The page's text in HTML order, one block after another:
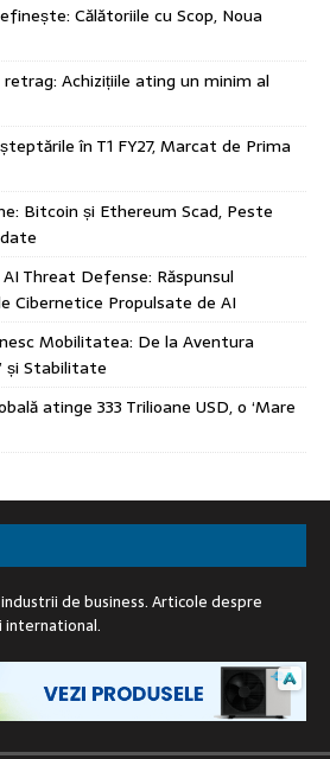
Călătoriile cu Scop, Noua
Achizițiile ating un minim al
în T1 FY27, Marcat de Prima
Bitcoin și Ethereum Scad, Peste
Threat Defense: Răspunsul
Cibernetice Propulsate de AI
Mobilitatea: De la Aventura
și Stabilitate
atinge 333 Trilioane USD, o ‘Mare
de business. Articole despre
international.